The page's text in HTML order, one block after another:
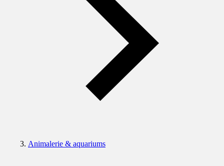
Animalerie & aquariums